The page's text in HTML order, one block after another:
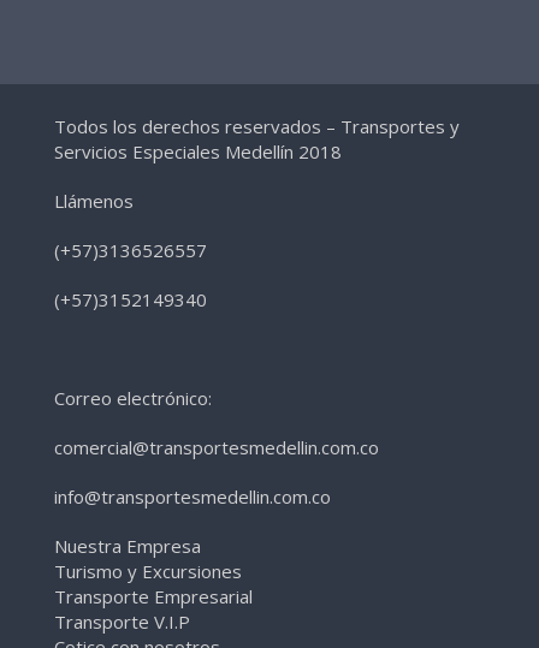
Todos los derechos reservados – Transportes y
Servicios Especiales Medellín 2018
Llámenos
(+57)3136526557
(+57)3152149340
Correo electrónico:
comercial@transportesmedellin.com.co
info@transportesmedellin.com.co
Nuestra Empresa
Turismo y Excursiones
Transporte Empresarial
Transporte V.I.P